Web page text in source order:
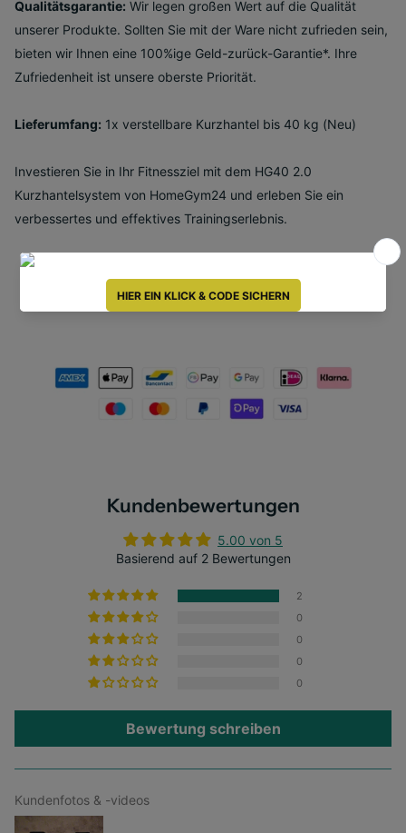
Qualitätsgarantie: Wir legen großen Wert auf die Qualität
unserer Produkte. Sollten Sie mit der Ware nicht zufrieden sein,
bieten wir Ihnen eine 100%ige Geld-zurück-Garantie*. Ihre
Zufriedenheit ist unsere oberste Priorität.
Lieferumfang: 1x verstellbare Kurzhantel bis 40 kg (Neu)
Investieren Sie in Ihr Fitnessziel mit dem HG40 2.0
Kurzhantelsystem von HomeGym24 und erleben Sie ein
verbessertes und effektives Trainingserlebnis.
Kundenbewertungen
5.00 von 5
Basierend auf 2 Bewertungen
2
0
0
0
0
Bewertung schreiben
Kundenfotos & -videos